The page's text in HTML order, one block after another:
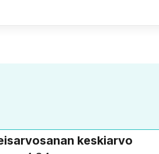
keskiarvo